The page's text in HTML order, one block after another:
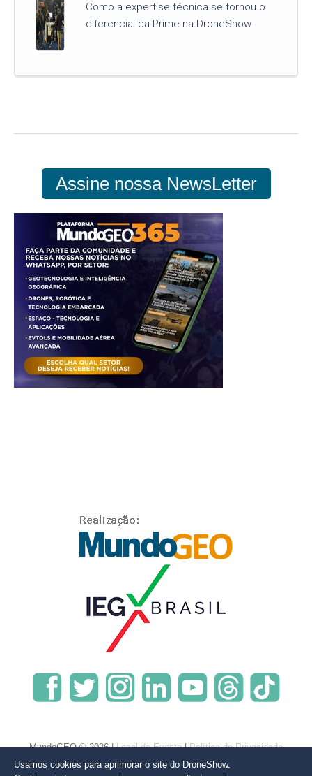
Como a expertise técnica se tornou o
diferencial da Prime na DroneShow
Assine nossa NewsLetter
MundoGEO © 2026 |Local do Evento|Política de Privacidade
Usamos cookies para aprimorar o site do DroneShow.